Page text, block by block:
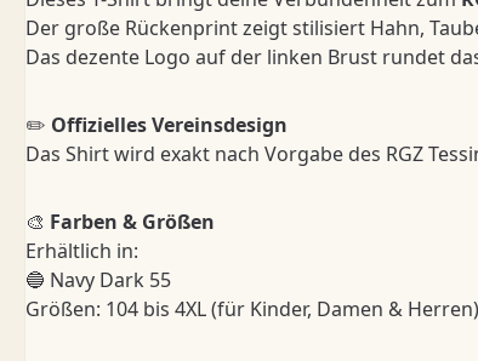
Der große Rückenprint zeigt stilisiert Hahn,
Das dezente Logo auf der linken Brust rundet
✏️ Offizielles Vereinsdesign
Das Shirt wird exakt nach Vorgabe des RGZ
🎨 Farben & Größen
Erhältlich in:
🔵 Navy Dark 55
Größen: 104 bis 4XL (für Kinder, Damen & Herren)